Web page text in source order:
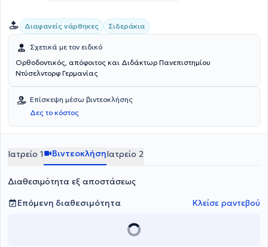
Διαφανείς νάρθηκες Σιδεράκια
Σχετικά με τον ειδικό
Ορθοδοντικός, απόφοιτος και Διδάκτωρ Πανεπιστημίου
Ντύσελντορφ Γερμανίας
Επίσκεψη μέσω βιντεοκλήσης
Δες το κόστος
Ιατρείο 1 ΒιντεοκλήσηΙατρείο 2
Διαθεσιμότητα εξ αποστάσεως
Επόμενη διαθεσιμότητα
Κλείσε ραντεβού